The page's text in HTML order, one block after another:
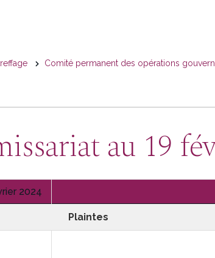
Comité permanent des opérations
au 19
Statistiques
2024
Plaintes